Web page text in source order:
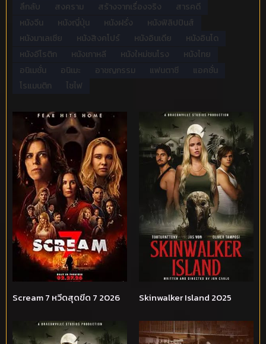
ลึกลับ
สงคราม สร้างจากเรื่องจริง
สารคดี
หนังจีน
หนังญี่ปุ่น หนังฝรั่ง
หนังฟิลิปปินส์
หนังมาเลเซีย
หนังสิงคโปร์ หนังอินเดีย
หนังอินโด
หนังอีโรติก
หนังเกาหลี หนังใหม่ชนโรง
หนังไทย
อนิเมชั่น
อนิเมะ อาชญกรรม แฟนตาซี
แอคชั่น
โรแมนติก
ไซไฟ
Scream 7 หวีดสุดขีด 7 2026 Skinwalker Island 2025